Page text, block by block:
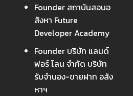
Founder สถาบันสอนอ
สังหา Future
Developer Academy
Founder บริษัท แลนด์
ฟอร์ โลน จำกัด บริษัท
รับจำนอง-ขายฝาก อสัง
หาฯ